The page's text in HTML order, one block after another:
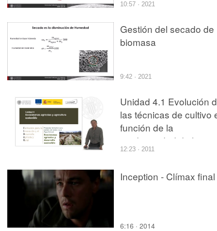
10:57 · 2021
Gestión del secado de
biomasa
9:42 · 2021
Unidad 4.1 Evolución
las técnicas de cultivo
función de la
productividad de la
biomasa.
12:23 · 2011
Inception - Clímax final
6:16 · 2014